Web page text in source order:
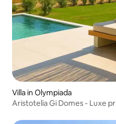
Villa in Olympiada
Aristotelia Gi Domes - Luxe